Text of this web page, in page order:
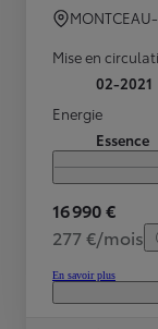
Mise en
02-2021
Energie
Essence
16 990 €
277 €/mois
En savoir plus